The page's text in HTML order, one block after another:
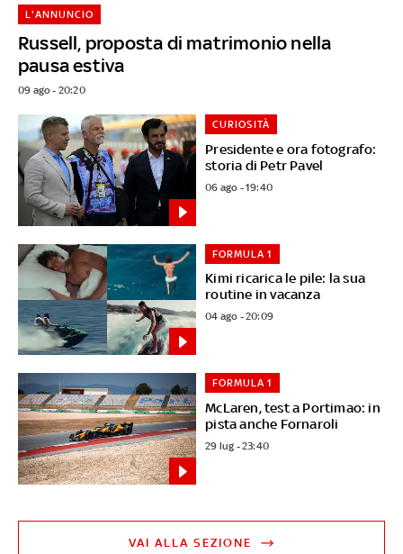
Russell, proposta di matrimonio nella
pausa estiva
L'ANNUNCIO
09 ago - 20:20
Presidente e ora fotografo:
storia di Petr Pavel
CURIOSITÀ
06 ago - 19:40
Kimi ricarica le pile: la sua
routine in vacanza
FORMULA 1
04 ago - 20:09
McLaren, test a Portimao: in
pista anche Fornaroli
FORMULA 1
29 lug - 23:40
VAI ALLA SEZIONE